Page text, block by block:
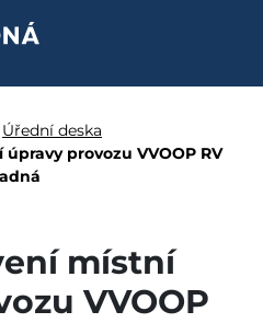
Úřední deska
provozu VVOOP RV
místní
VVOOP